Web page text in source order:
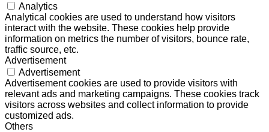
Analytics
Analytical cookies are used to understand how visitors
interact with the website. These cookies help provide
information on metrics the number of visitors, bounce rate,
traffic source, etc.
Advertisement
Advertisement
Advertisement cookies are used to provide visitors with
relevant ads and marketing campaigns. These cookies track
visitors across websites and collect information to provide
customized ads.
Others